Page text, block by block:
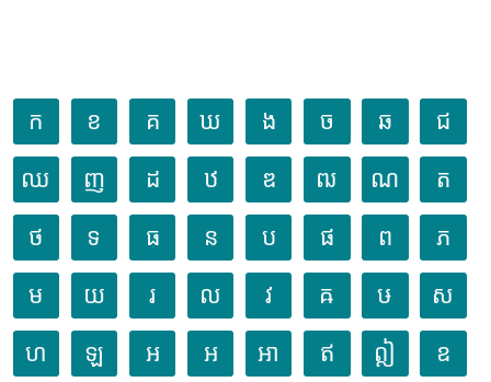
ក ខ គ ឃ ង ច ឆ ជ
ឈ ញ ដ ឋ ឌ ឍ ណ ត
ថ ទ ធ ន ប ផ ព ភ
ម យ រ ល វ ឝ ឞ ស
ហ ឡ អ ឣ ឤ ឥ ឦ ឧ